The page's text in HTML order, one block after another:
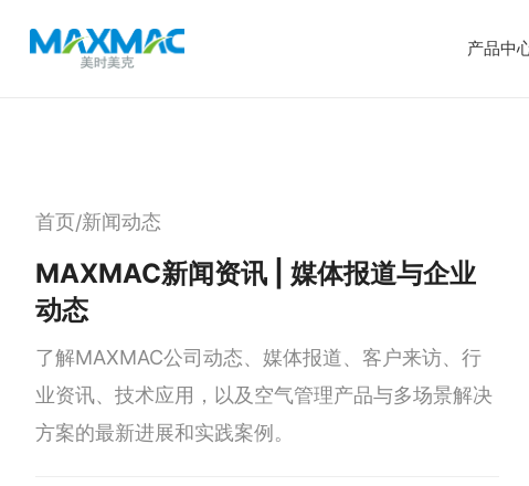
产品中
首页/新闻动态
MAXMAC新闻资讯 | 媒体报道与企业
动态
了解MAXMAC公司动态、媒体报道、客户来访、行
业资讯、技术应用，以及空气管理产品与多场景解决
方案的最新进展和实践案例。